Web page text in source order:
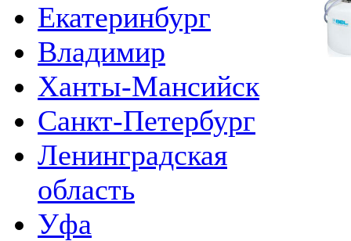
Екатеринбург
Владимир
Ханты-Мансийск
Санкт-Петербург
Ленинградская
область
Уфа